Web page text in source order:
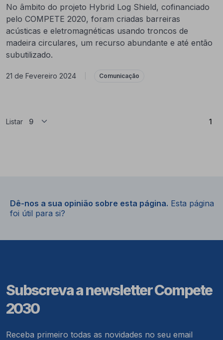
No âmbito do projeto Hybrid Log Shield, cofinanciado
pelo COMPETE 2020, foram criadas barreiras
acústicas e eletromagnéticas usando troncos de
madeira circulares, um recurso abundante e até então
subutilizado.
21 de Fevereiro 2024 Comunicação
Listar 1
Dê-nos a sua opinião sobre esta página. Esta página
foi útil para si?
Subscreva a newsletter Compete
2030
Receba primeiro todas as novidades no seu email